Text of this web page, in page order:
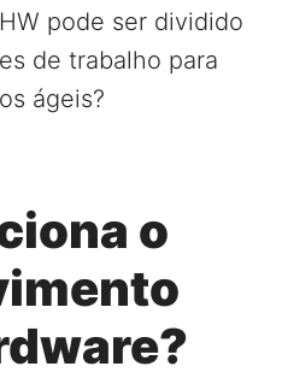
pode ser dividido
de trabalho para
ágeis?
o